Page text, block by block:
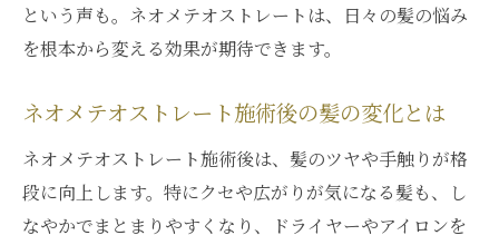
れる理由
髪質改善向きのネオメテオストレート活用
柔らかい髪質を目指すネオメテオストレー
トの効果
最新の髪質改善施術ネオメテオストレート
の実力
という声も。ネオメテオストレートは、日々の髪の悩み
を根本から変える効果が期待できます。
ネオメテオストレート施術後の髪の変化とは
ネオメテオストレート施術後は、髪のツヤや手触りが格
段に向上します。特にクセや広がりが気になる髪も、し
なやかでまとまりやすくなり、ドライヤーやアイロンを